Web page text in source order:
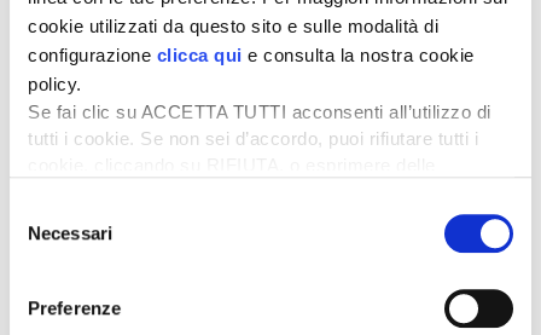
cookie utilizzati da questo sito e sulle modalità di
configurazione clicca qui e consulta la nostra cookie
policy.
Se fai clic su ACCETTA TUTTI acconsenti all’utilizzo di
tutti i cookie. Se non sei d’accordo, puoi rifiutare tutti i
desideri accettare e cliccando ACCETTA SELEZIONATI.
delNecessari
Preferenze
8 Gennaio 2019
la “Nuova Sabatini”
Acquisto di macchinari con la